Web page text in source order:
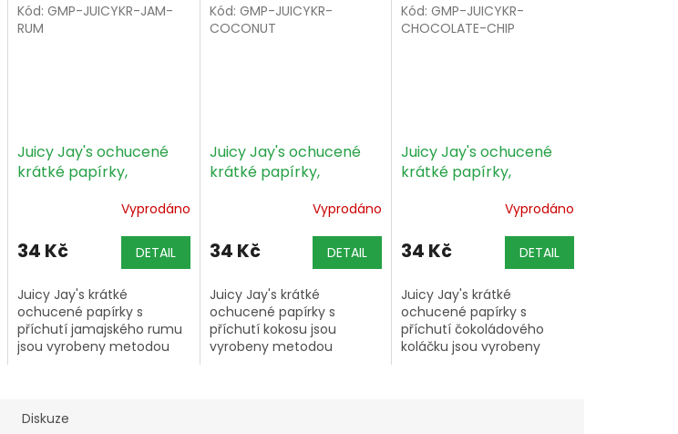
Juicy Jay's ochucené
krátké papírky,
Vyprodáno
34 Kč DETAIL
Juicy Jay's krátké
ochucené papírky s
příchutí jamajského rumu
jsou vyrobeny metodou
obsahuje 32 kusů.
Kód: GMP-JUICYKR-JAM-
RUM
Juicy Jay's ochucené
krátké papírky,
Vyprodáno
34 Kč DETAIL
Juicy Jay's krátké
ochucené papírky s
příchutí kokosu jsou
vyrobeny metodou
Kód: GMP-JUICYKR-
COCONUT
Juicy Jay's ochucené
krátké papírky,
Vyprodáno
34 Kč DETAIL
Juicy Jay's krátké
ochucené papírky s
příchutí čokoládového
koláčku jsou vyrobeny
Kód:GMP-JUICYKR-
CHOCOLATE-CHIP
Diskuze